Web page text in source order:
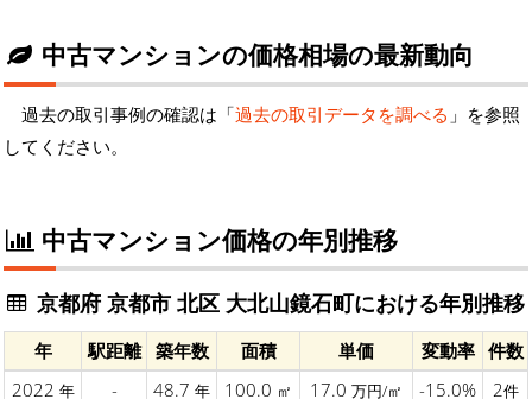
中古マンションの価格相場の最新動向
過去の取引事例の確認は「過去の取引データを調べる 」を参照
してください。
中古マンション価格の年別推移
京都府 京都市 北区 大北山鏡石町における年別推移
年 駅距離 築年数 面積 単価 変動率 件数
2022 年 - 48.7 年 100.0 ㎡ 17.0 万円/㎡ -15.0% 2件